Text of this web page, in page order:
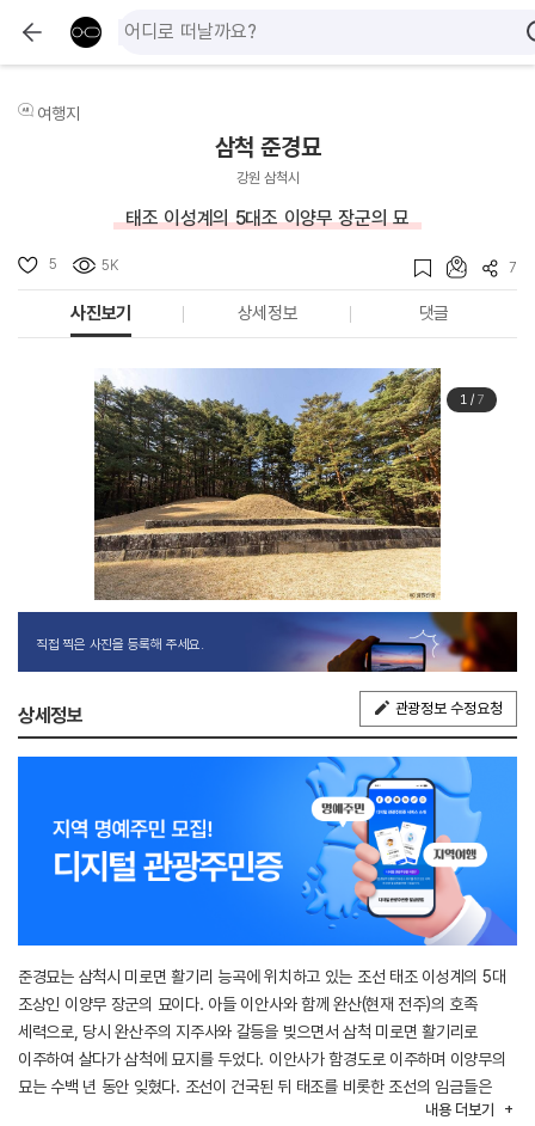
여행지
삼척 준경묘
강원 삼척시
태조 이성계의 5대조 이양무 장군의 묘
5 5K 7
사진보기 상세정보 댓글
1/ 7
직접 찍은 사진을 등록해 주세요.
상세정보 관광정보 수정요청
준경묘는 삼척시 미로면 활기리 능곡에 위치하고 있는 조선 태조 이성계의 5대
조상인 이양무 장군의 묘이다. 아들 이안사와 함께 완산(현재 전주)의 호족
세력으로, 당시 완산주의 지주사와 갈등을 빚으면서 삼척 미로면 활기리로
이주하여 살다가 삼척에 묘지를 두었다. 이안사가 함경도로 이주하며 이양무의
묘는 수백 년 동안 잊혔다. 조선이 건국된 뒤 태조를 비롯한 조선의 임금들은
조상의 무덤을 찾으려고 매우 애썼다. 이곳이 5대조의 무덤이 있는 곳이라
내용 더보기